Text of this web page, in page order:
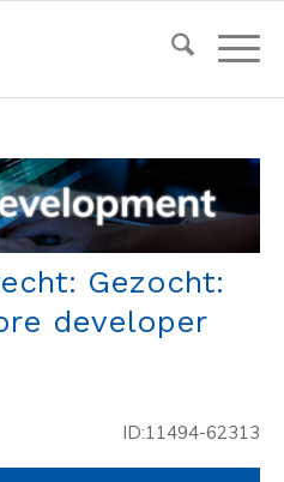
Gezocht:
developer
ID:11494-62313